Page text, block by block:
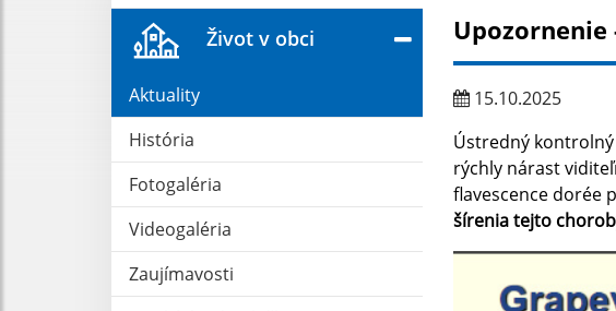
Život v obci
Aktuality
História
Fotogaléria
Videogaléria
Zaujímavosti
Upozornenie
15.10.2025
Ústredný
rýchly nárast
flavescence dorée
šírenia tejto